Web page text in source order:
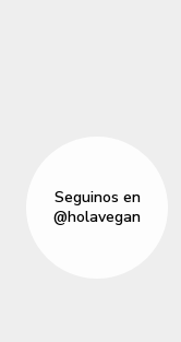
Seguinos en
@holavegan